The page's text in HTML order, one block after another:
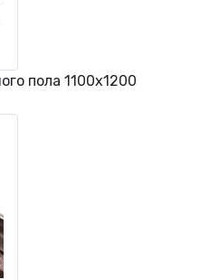
пола 1100х1200